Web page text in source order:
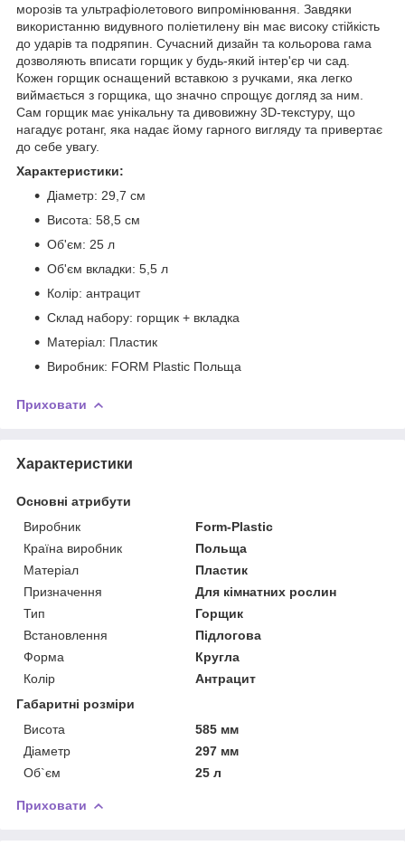
морозів та ультрафіолетового випромінювання. Завдяки
використанню видувного поліетилену він має високу стійкість
до ударів та подряпин. Сучасний дизайн та кольорова гама
дозволяють вписати горщик у будь-який інтер'єр чи сад.
Кожен горщик оснащений вставкою з ручками, яка легко
виймається з горщика, що значно спрощує догляд за ним.
Сам горщик має унікальну та дивовижну 3D-текстуру, що
нагадує ротанг, яка надає йому гарного вигляду та привертає
до себе увагу.
Характеристики:
Діаметр: 29,7 см
Висота: 58,5 см
Об'єм: 25 л
Об'єм вкладки: 5,5 л
Колір: антрацит
Склад набору: горщик + вкладка
Матеріал: Пластик
Виробник: FORM Plastic Польща
Приховати
Характеристики
Основні атрибути
Виробник
Form-Plastic
Країна виробник
Польща
Матеріал
Пластик
Призначення
Для кімнатних рослин
Тип
Горщик
Встановлення
Підлогова
Форма
Кругла
Колір
Антрацит
Габаритні розміри
Висота
585 мм
Діаметр
297 мм
Об`єм
25 л
Приховати